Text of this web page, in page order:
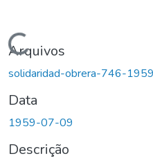
Carregando...
Arquivos
solidaridad-obrera-746-
Data
1959-07-09
Descrição